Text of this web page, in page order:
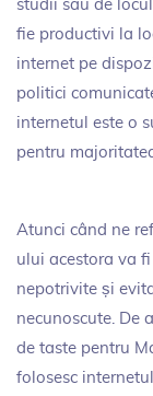
studii sau de
fie productivi la
internet pe
politici
internetul este o
pentru
Atunci când ne
ului acestora va
nepotrivite și
necunoscute. De
de taste pentru
folosesc